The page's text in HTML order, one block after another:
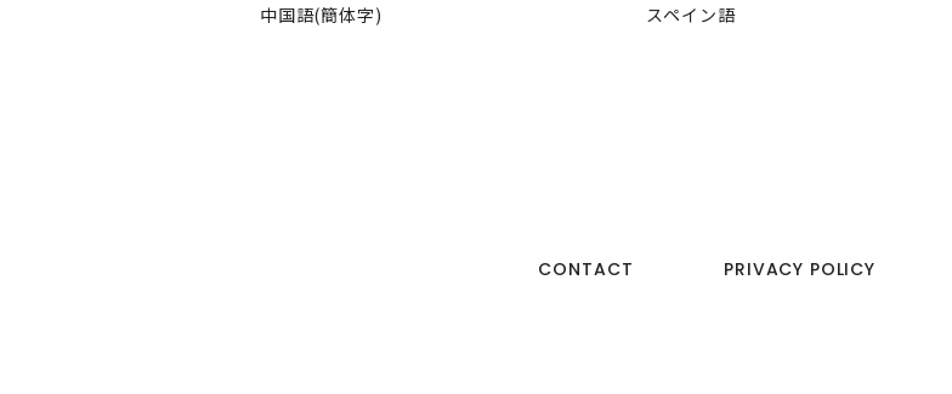
中国語(簡体字) スペイン語
CONTACT PRIVACY POLICY